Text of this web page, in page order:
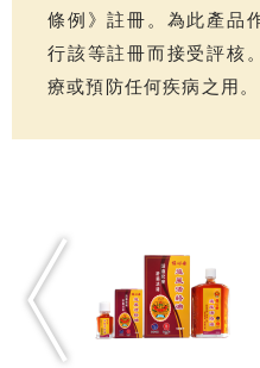
條例》註冊。為此產品
行該等註冊而接受評核
療或預防任何疾病之用。